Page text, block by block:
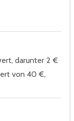
darunter 2 €
von 40 €,